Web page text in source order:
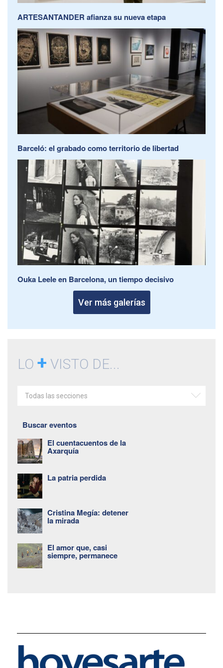
ARTESANTANDER afianza su nueva etapa
Barceló: el grabado como territorio de libertad
Ouka Leele en Barcelona, un tiempo decisivo
Ver más galerías
LO + VISTO DE...
Todas las secciones
Buscar eventos
El cuentacuentos de la
Axarquía
La patria perdida
Cristina Megía: detener
la mirada
El amor que, casi
siempre, permanece